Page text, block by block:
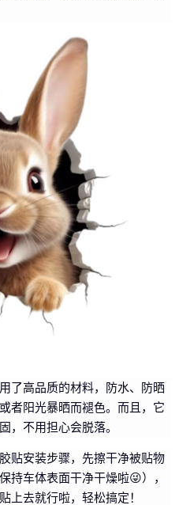
了高品质的材料，防水、防晒
者阳光暴晒而褪色。而且，它
，不用担心会脱落。
贴安装步骤，先擦干净被贴物
持车体表面干净干燥啦😜），
上去就行啦，轻松搞定！